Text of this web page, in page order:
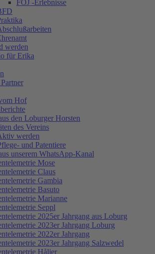
FÖJ -Erlebnisse
werden
für Erika
Hof
den Loburger Horsten
des Vereins
werden
und Patentiere
unserem WhatsApp-Kanal
Mose
Claus
Gambia
Basuto
Marianne
Seppl
2025er Jahrgang aus Loburg
2023er Jahrgang Loburg
2022er Jahrgang
2023er Jahrgang Salzwedel
Håljer